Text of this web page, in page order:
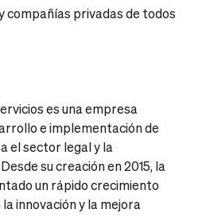
compañías privadas de todos
es una empresa
e implementación de
el sector legal y la
su creación en 2015, la
un rápido crecimiento
innovación y la mejora